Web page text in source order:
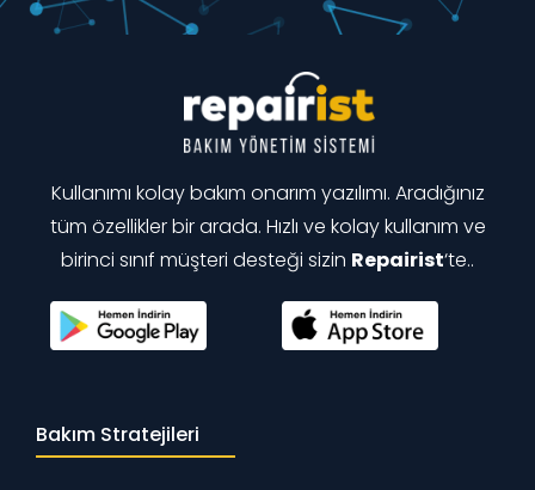
Kullanımı kolay bakım onarım yazılımı. Aradığınız
tüm özellikler bir arada. Hızlı ve kolay kullanım ve
birinci sınıf müşteri desteği sizin Repairist‘te..
Bakım Stratejileri